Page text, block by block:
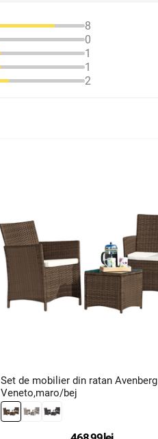
8
0
1
1
2
Set de mobilier din ratan Avenberg
Veneto,maro/bej